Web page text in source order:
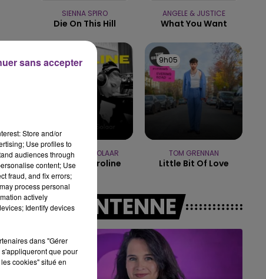
16h00 - 20h00
LE WEEK-END CHAMPAGNE FM
SIENNA SPIRO
Die On This Hill
ANGELE & JUSTICE
What You Want
9h08
9h08
ZAHO & MC SOLAAR
Comme Caroline
9h05
9h05
TOM GRENNAN
Little Bit Of Love
A L'ANTENNE
Store and/or
Use profiles to
audiences through
content; Use
fraud, and fix errors;
process personal
actively
Identify devices
dans "Gérer
que pour
cookies" situé en
sans accepter